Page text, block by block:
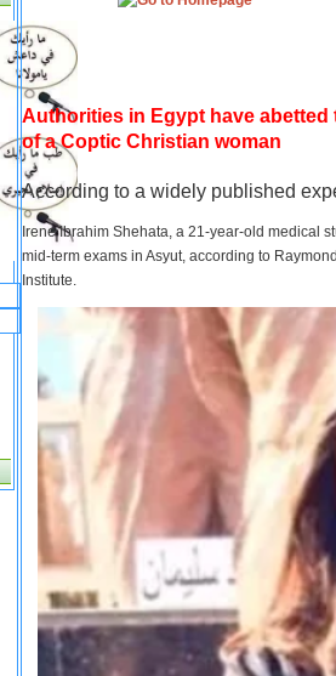
Authorities in Egypt have
of a Coptic Christian woman
According to a widely published
Irene Ibrahim Shehata, a 21-year-old medical
mid-term exams in Asyut, according to
Institute.